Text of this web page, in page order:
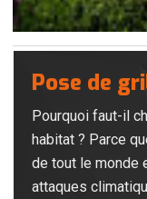
Pose de
Pourquoi faut-il
habitat ? Parce
de tout le monde
attaques